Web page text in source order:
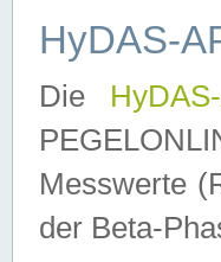
HyDAS-
Die
Messwerte
der Beta-